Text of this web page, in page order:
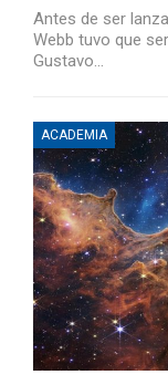
Antes de ser
Webb tuvo que
Gustavo…
ACADEMIA